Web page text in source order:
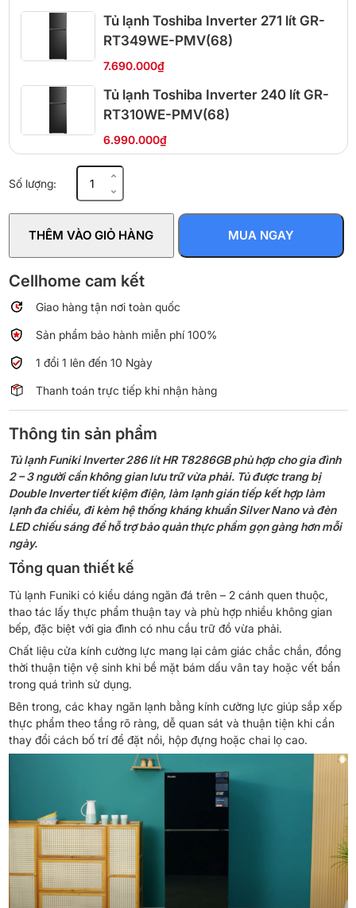
Tủ lạnh Toshiba Inverter 271 lít GR-
RT349WE-PMV(68)
7.690.000₫
Tủ lạnh Toshiba Inverter 240 lít GR-
RT310WE-PMV(68)
6.990.000₫
Số lượng:lạnh
286
lít
T8286GB
số
THÊM VÀO GIỎ HÀNG MUA NGAY
Cellhome cam kết
Giao hàng tận nơi toàn quốc
Sản phẩm bảo hành miễn phí 100%
1 đổi 1 lên đến 10 Ngày
Thanh toán trực tiếp khi nhận hàng
Thông tin sản phẩm
Tủ lạnh Funiki Inverter 286 lít HR T8286GB phù hợp cho gia đình
2 – 3 người cần không gian lưu trữ vừa phải. Tủ được trang bị
Double Inverter tiết kiệm điện, làm lạnh gián tiếp kết hợp làm
lạnh đa chiều, đi kèm hệ thống kháng khuẩn Silver Nano và đèn
LED chiếu sáng để hỗ trợ bảo quản thực phẩm gọn gàng hơn mỗi
ngày.
Tổng quan thiết kế
Tủ lạnh Funiki có kiểu dáng ngăn đá trên – 2 cánh quen thuộc,
thao tác lấy thực phẩm thuận tay và phù hợp nhiều không gian
bếp, đặc biệt với gia đình có nhu cầu trữ đồ vừa phải.
Chất liệu cửa kính cường lực mang lại cảm giác chắc chắn, đồng
thời thuận tiện vệ sinh khi bề mặt bám dấu vân tay hoặc vết bẩn
trong quá trình sử dụng.
Bên trong, các khay ngăn lạnh bằng kính cường lực giúp sắp xếp
thực phẩm theo tầng rõ ràng, dễ quan sát và thuận tiện khi cần
thay đổi cách bố trí để đặt nồi, hộp đựng hoặc chai lọ cao.